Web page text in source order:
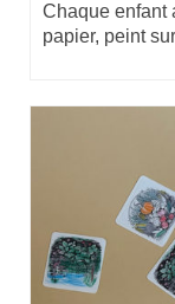
Chaque enfant
papier, peint